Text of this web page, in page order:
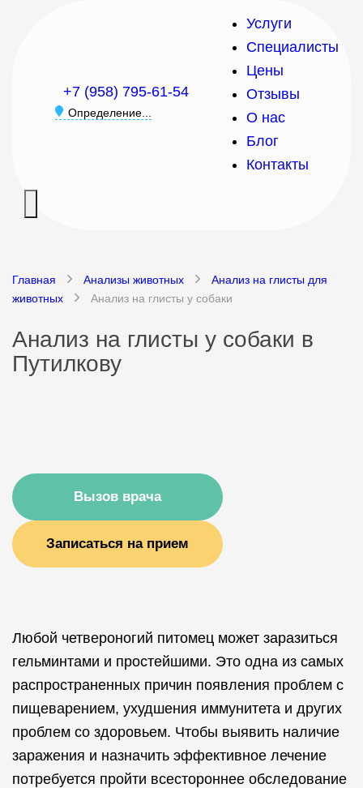
Услуги
Специалисты
Цены
Отзывы
О нас
Блог
Контакты
+7 (958) 795-61-54
Определение...
Главная Анализы животных
Анализ на глисты для
животных
Анализ на глисты у собаки
Анализ на глисты у собаки в
Путилкову
Вызов врача
Записаться на прием
Любой четвероногий питомец может заразиться
гельминтами и простейшими. Это одна из самых
распространенных причин появления проблем с
пищеварением, ухудшения иммунитета и других
проблем со здоровьем. Чтобы выявить наличие
заражения и назначить эффективное лечение
потребуется пройти всестороннее обследование